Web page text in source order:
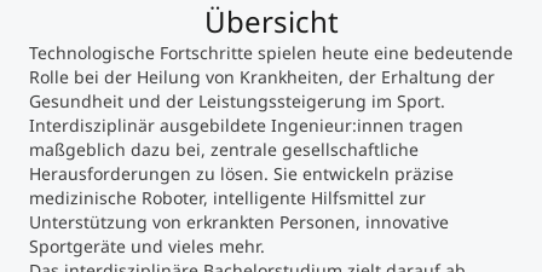
Übersicht
Technologische Fortschritte spielen heute eine bedeutende
Rolle bei der Heilung von Krankheiten, der Erhaltung der
Gesundheit und der Leistungssteigerung im Sport.
Interdisziplinär ausgebildete Ingenieur:innen tragen
maßgeblich dazu bei, zentrale gesellschaftliche
Herausforderungen zu lösen. Sie entwickeln präzise
medizinische Roboter, intelligente Hilfsmittel zur
Unterstützung von erkrankten Personen, innovative
Sportgeräte und vieles mehr.